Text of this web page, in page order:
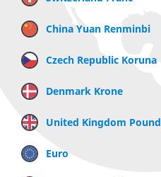
China Yuan Renminbi
Czech Republic Koruna
Denmark Krone
United Kingdom Pound
Euro